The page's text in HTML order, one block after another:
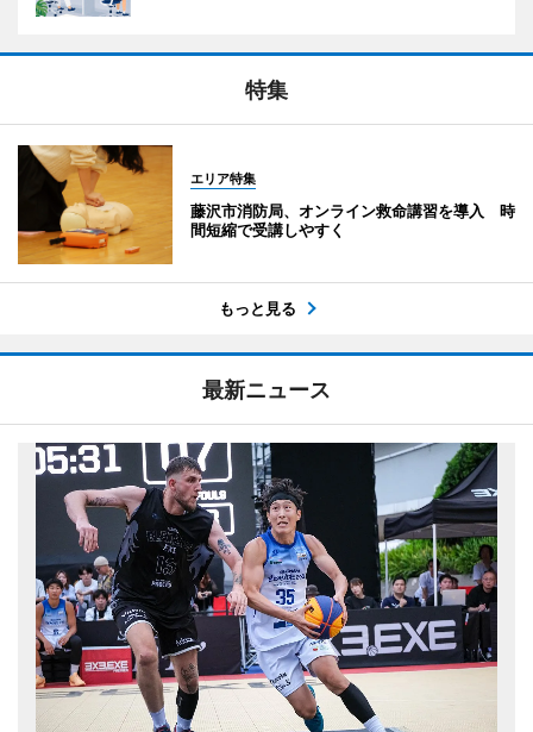
特集
エリア特集
藤沢市消防局、オンライン救命講習を導入 時
間短縮で受講しやすく
もっと見る
最新ニュース